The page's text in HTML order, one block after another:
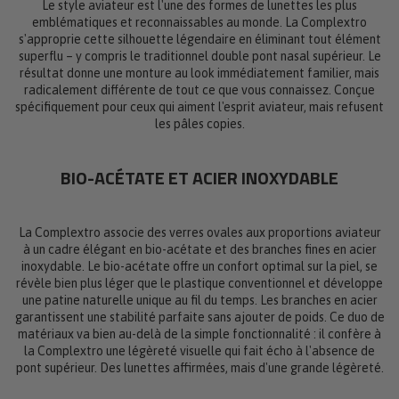
Le style aviateur est l'une des formes de lunettes les plus
emblématiques et reconnaissables au monde. La Complextro
s'approprie cette silhouette légendaire en éliminant tout élément
superflu – y compris le traditionnel double pont nasal supérieur. Le
résultat donne une monture au look immédiatement familier, mais
radicalement différente de tout ce que vous connaissez. Conçue
spécifiquement pour ceux qui aiment l'esprit aviateur, mais refusent
les pâles copies.
BIO-ACÉTATE ET ACIER INOXYDABLE
La Complextro associe des verres ovales aux proportions aviateur
à un cadre élégant en bio-acétate et des branches fines en acier
inoxydable. Le bio-acétate offre un confort optimal sur la piel, se
révèle bien plus léger que le plastique conventionnel et développe
une patine naturelle unique au fil du temps. Les branches en acier
garantissent une stabilité parfaite sans ajouter de poids. Ce duo de
matériaux va bien au-delà de la simple fonctionnalité : il confère à
la Complextro une légèreté visuelle qui fait écho à l'absence de
pont supérieur. Des lunettes affirmées, mais d'une grande légèreté.